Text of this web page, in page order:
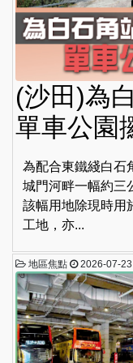
(沙田)為
單車公園
為配合東鐵綫白石
城門河畔一幅約三
該幅用地除現時用
工地，亦...
地區焦點 2026-07-23